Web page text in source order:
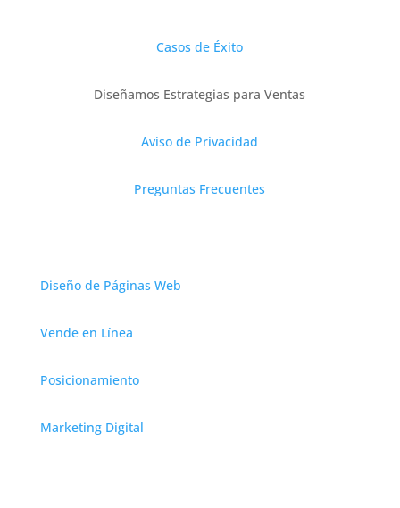
Casos de Éxito
Diseñamos Estrategias para Ventas
Aviso de Privacidad
Preguntas Frecuentes
Diseño de Páginas Web
Vende en Línea
Posicionamiento
Marketing Digital